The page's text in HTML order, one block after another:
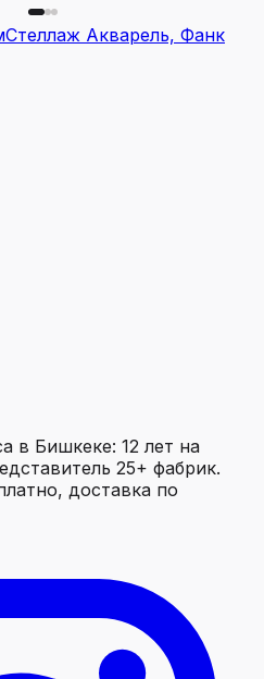
Стеллаж Акварель, Фанк
в Бишкеке: 12 лет на
25+ фабрик.
доставка по